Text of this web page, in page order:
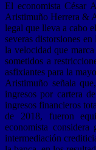
El economista César
Aristimuño Herrera &
legal que lleva a cabo
severas distorsiones
la velocidad que
sometidos a
asfixiantes para la
Aristimuño señala
ingresos por cartera
ingresos financieros
de 2018, fueron
economista
intermediación